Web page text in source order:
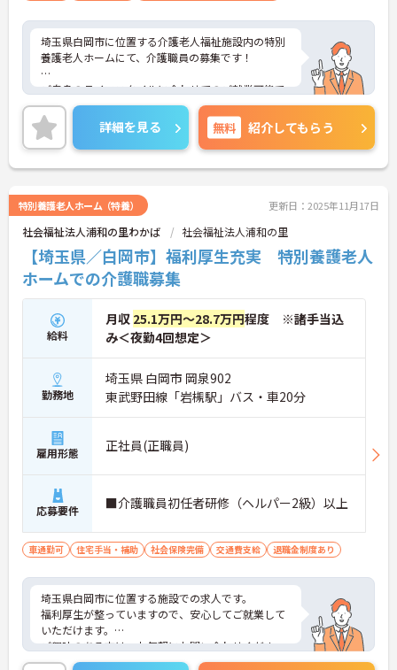
埼玉県白岡市に位置する介護老人福祉施設内の特別
養護老人ホームにて、介護職員の募集です！
ご自身のライフスタイルに合わせてのご就業可能で
す。
マイカー通勤可能で、無料駐車場もございますた
め、通勤に困ることもございません。
詳細をお話しいたしますのでお気軽にご相談くださ
い。
詳細を見る 無料 紹介してもらう
特別養護老人ホーム（特養） 更新日：2025年11月17日
社会福祉法人浦和の里わかば 社会福祉法人浦和の里
【埼玉県／白岡市】福利厚生充実 特別養護老人
ホームでの介護職募集
給料
月収 25.1万円～28.7万円程度 ※諸手当込
み＜夜勤4回想定＞
勤務地
埼玉県 白岡市 岡泉902
東武野田線「岩槻駅」バス・車20分
雇用形態 正社員(正職員)
応募要件 ■介護職員初任者研修（ヘルパー2級）以上
車通勤可 住宅手当・補助 社会保険完備 交通費支給 退職金制度あり
埼玉県白岡市に位置する施設での求人です。
福利厚生が整っていますので、安心してご就業して
いただけます。
ご興味のある方は、お気軽にお問い合わせくださ
い。